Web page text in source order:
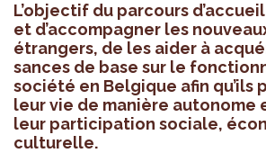
L’ob­jec­tif du par­cours
et d’ac­com­pa­gner les
étran­gers, de les aider à
sances de base sur le
société en Bel­gique afin qu’ils
leur vie de manière auto­nome
leur par­ti­ci­pa­tion sociale,
cultu­relle.